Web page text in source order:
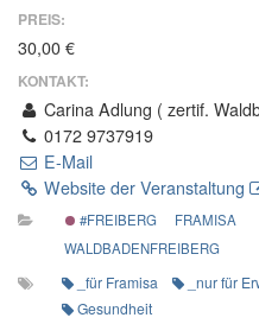
PREIS:
30,00 €
KONTAKT:
Carina Adlung ( zertif.
0172 9737919
E-Mail
Website der Veranstaltung
#FREIBERG
FRAMISA
WALDBADENFREIBERG
_für Framisa
_nur für
Gesundheit